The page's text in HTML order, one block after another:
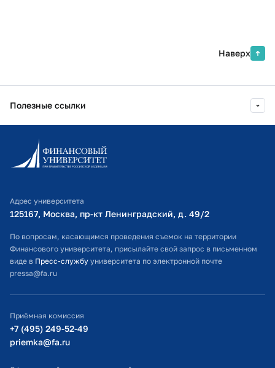
Наверх
Полезные ссылки
Информационно-образовательный портал
Личный кабинет поступающего
Оплата обучения
Расписание занятий
Студенческий офис
Официальный адрес электронной почты
Министерство просвещения РФ
Министерство науки и высшего образования РФ
Адрес университета
125167, Москва, пр-кт Ленинградский, д. 49/2​
По вопросам, касающимся проведения съемок на территории
Финансового университета, присылайте свой запрос в письменном
виде в Пресс-службу университета по электронной почте
pressa@fa.ru
Приёмная комиссия
+7 (495) 249-52-49
priemka@fa.ru